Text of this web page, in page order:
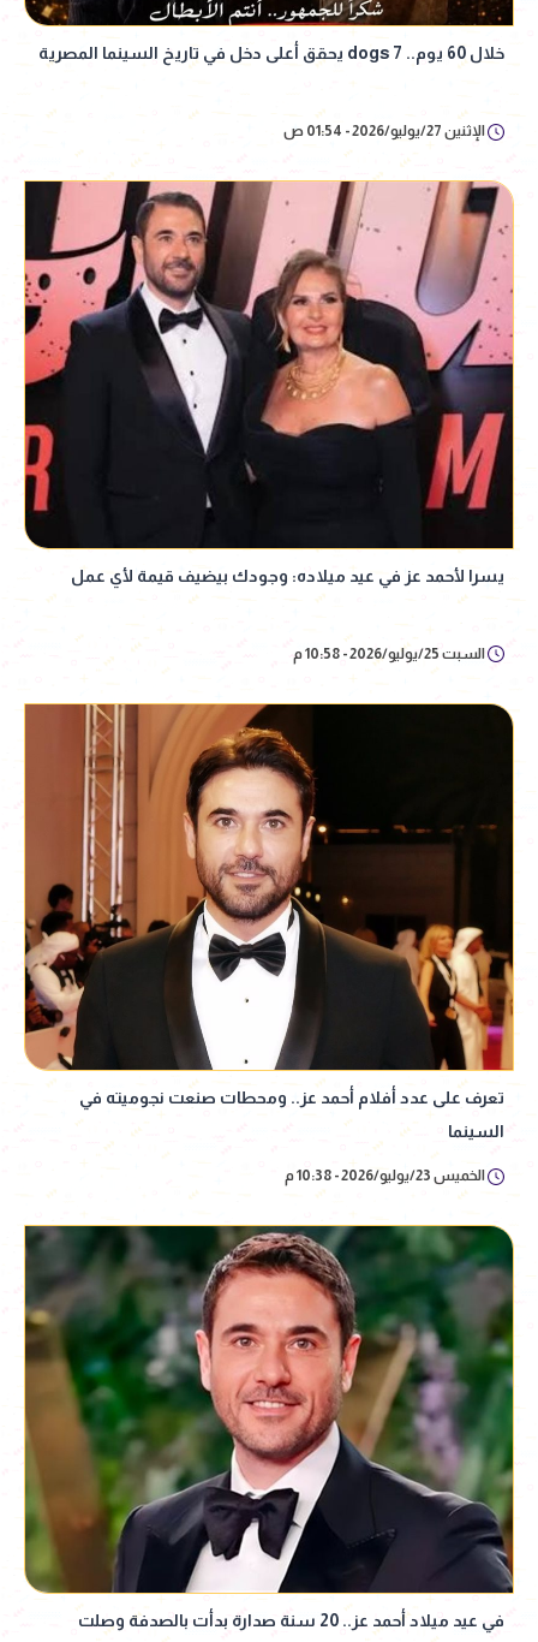
خلال 60 يوم.. 7 dogs يحقق أعلى دخل في تاريخ السينما المصرية
الإثنين 27/يوليو/2026 - 01:54 ص
يسرا لأحمد عز في عيد ميلاده: وجودك بيضيف قيمة لأي عمل
السبت 25/يوليو/2026 - 10:58 م
تعرف على عدد أفلام أحمد عز.. ومحطات صنعت نجوميته في
السينما
الخميس 23/يوليو/2026 - 10:38 م
في عيد ميلاد أحمد عز.. 20 سنة صدارة بدأت بالصدفة وصلت